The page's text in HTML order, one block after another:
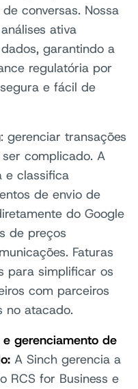
conversas. Nossa
ativa
garantindo a
regulatória por
e fácil de
: gerenciar transações
complicado. A
e classifica
de envio de
do Google
de preços
Faturas
para simplificar os
com parceiros
no atacado.
gerenciamento de
A Sinch gerencia a
RCS for Business e